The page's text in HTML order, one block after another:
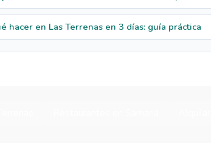
hacer en Las Terrenas en 3 días: guía práctica